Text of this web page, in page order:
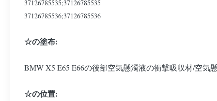
37126785535;37126785535
37126785536;37126785536
☆の塗布:
BMW X5 E65 E66の後部空気懸濁液の衝撃吸収材/空気
☆の位置: